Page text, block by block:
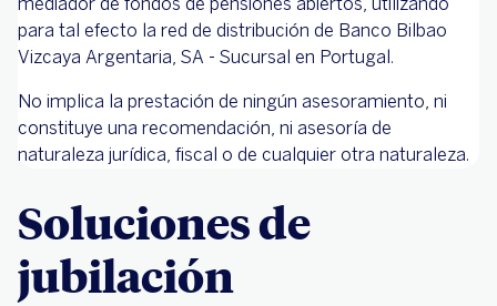
para tal efecto la red de distribución de Banco Bilbao
Vizcaya Argentaria, SA - Sucursal en Portugal.
No implica la prestación de ningún asesoramiento, ni
constituye una recomendación, ni asesoría de
naturaleza jurídica, fiscal o de cualquier otra naturaleza.
Soluciones de
jubilación